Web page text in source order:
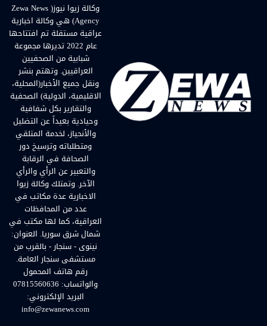
وكالة زيوا نيوز( Zewa News
Agency) هي وكالة اخبارية
عراقية مستقلة تم افتتاحها
عام 2022 تديرها مجموعة
شبابية من الصحفيين
العراقيين. وتهتم بنشر
ونقل جميع الأخبار(المحلية،
الاقليمية، الدولية) الصحفية
والتقارير بكل شفافية
وحيادية بعيداً عن التضليل
والأنحياز، لخدمة المتلقي
ومتطلباته وترسيخ دور
الصحافة في الرقابة
والتعبير عن الرأي والرأي
الآخر. وتمتلك وكالة زيوا
الاخبارية عدة مكاتب في
عدد من المحافظات
العراقية، كما لها مكتب في
شمال شرق سوريا. العنوان:
نينوى - سنجار - بالقرب من
مستشفى سنجار العامة.
رقم هاتف المحمول
والواتساب: 07815560636
البريد الإلكتروني:
info@zewanews.com